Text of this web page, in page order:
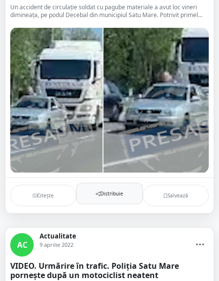
Un accident de circulație soldat cu pagube materiale a avut loc vineri
dimineața, pe podul Decebal din municipiul Satu Mare. Potrivit primel...
Citește Distribuie Salvează
AC
Actualitate
9 aprilie 2022
VIDEO. Urmărire în trafic. Poliția Satu Mare
pornește după un motociclist neatent